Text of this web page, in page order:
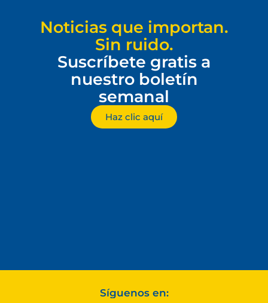
Noticias que importan.
Sin ruido.
Suscríbete gratis a
nuestro boletín
semanal
Haz clic aquí
Síguenos en: